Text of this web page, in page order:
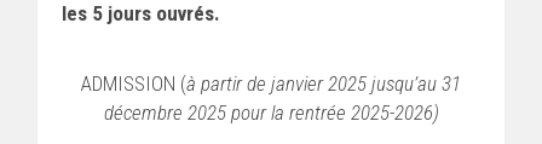
les 5 jours ouvrés.
ADMISSION (à partir de janvier 2025 jusqu’au 31
décembre 2025 pour la rentrée 2025-2026)